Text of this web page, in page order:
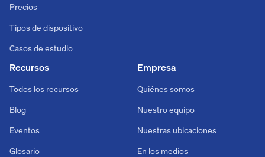
Precios
Tipos de dispositivo
Casos de estudio
Recursos
Todos los recursos
Blog
Eventos
Glosario
Empresa
Quiénes somos
Nuestro equipo
Nuestras ubicaciones
En los medios